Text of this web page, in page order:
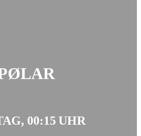
00:15 UHR